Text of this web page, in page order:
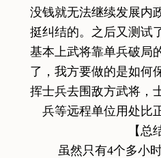
没钱就无法继续发展内
挺纠结的。之后又测试
基本上武将靠单兵破局
了，我方要做的是如何
挥士兵去围敌方武将，
兵等远程单位用处比
【总
虽然只有4个多小时